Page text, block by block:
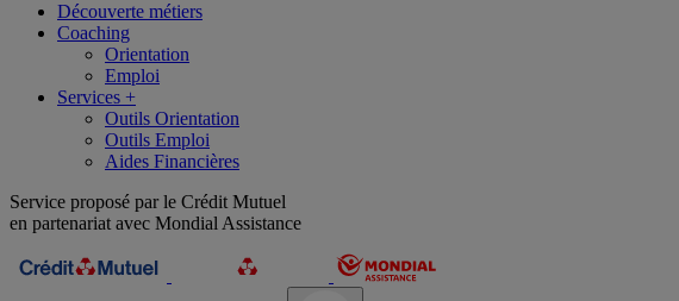
Découverte métiers
Coaching
Orientation
Emploi
Services +
Outils Orientation
Outils Emploi
Aides Financières
Service proposé par le Crédit Mutuel
en partenariat avec Mondial Assistance